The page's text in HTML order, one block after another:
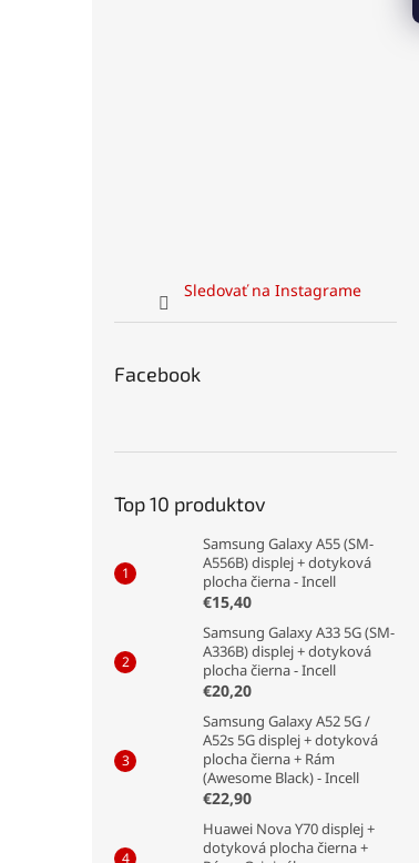
Sledovať na Instagrame
Facebook
Top 10 produktov
Samsung Galaxy A55 (SM-
A556B) displej + dotyková
plocha čierna - Incell
€15,40
Samsung Galaxy A33 5G (SM-
A336B) displej + dotyková
plocha čierna - Incell
€20,20
Samsung Galaxy A52 5G /
A52s 5G displej + dotyková
plocha čierna + Rám
(Awesome Black) - Incell
€22,90
Huawei Nova Y70 displej +
dotyková plocha čierna +